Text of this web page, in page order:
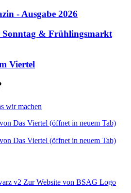
- Ausgabe 2026
Sonntag & Frühlingsmarkt
Viertel
wir machen
Das Viertel (öffnet in neuem Tab)
Das Viertel (öffnet in neuem Tab)
Zur Website von BSAG Logo